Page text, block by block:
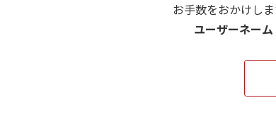
お手数をおかけしま
ユーザーネー